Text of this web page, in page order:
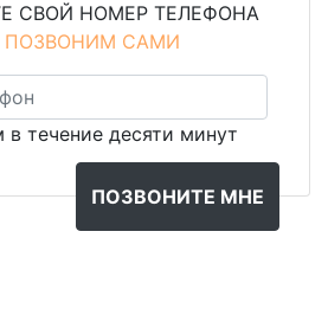
СВОЙ НОМЕР ТЕЛЕФОНА
САМИ
в течение десяти минут